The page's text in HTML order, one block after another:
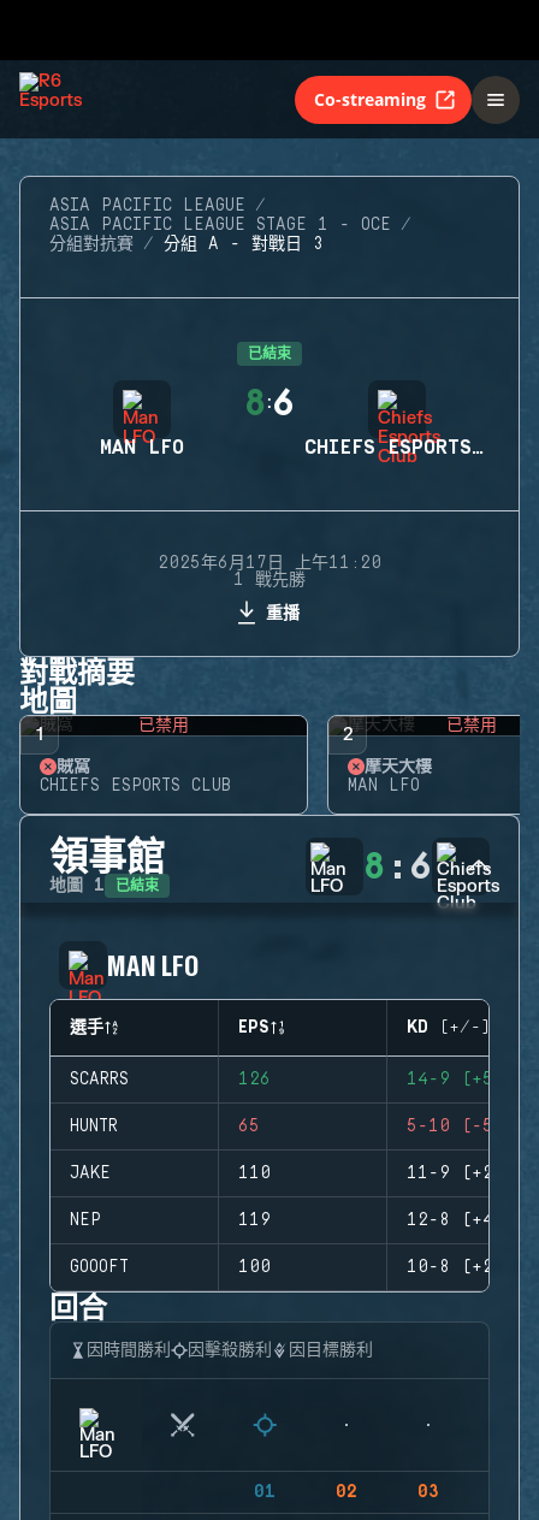
Co-streaming
ASIA PACIFIC LEAGUE
ASIA PACIFIC LEAGUE STAGE 1 - OCE
分組對抗賽
分組 A - 對戰日 3
已結束
MAN LFO
8 :6
CHIEFS ESPORTS CLUB
2025年6月17日 上午11:20
1 戰先勝
重播
對戰摘要
地圖
1 已禁用
賊窩
CHIEFS ESPORTS CLUB
2 已禁用
摩天大樓
MAN LFO
領事館
地圖 1 已結束 8 : 6
MAN LFO
選手 EPS KD (+/-)
SCARRS 126 14-9 (+5)
HUNTR 65 5-10 (-5)
JAKE 110 11-9 (+2)
NEP 119 12-8 (+4)
GOOOFT 100 10-8 (+2)
回合
因時間勝利 因擊殺勝利 因目標勝利
01 02 03